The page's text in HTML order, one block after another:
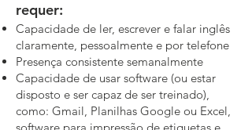
requer:
Capacidade de ler, escrever e falar inglês
claramente, pessoalmente e por telefone
Presença consistente semanalmente
Capacidade de usar software (ou estar
disposto e ser capaz de ser treinado),
como: Gmail, Planilhas Google ou Excel,